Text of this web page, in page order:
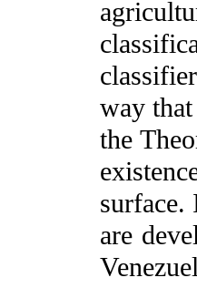
way
the
surface.
are